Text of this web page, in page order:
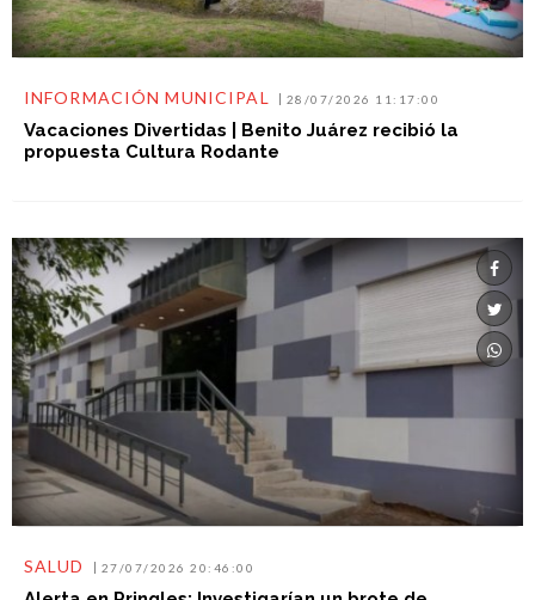
INFORMACIÓN MUNICIPAL 28/07/2026 11:17:00
Vacaciones Divertidas | Benito Juárez recibió la
propuesta Cultura Rodante
SALUD 27/07/2026 20:46:00